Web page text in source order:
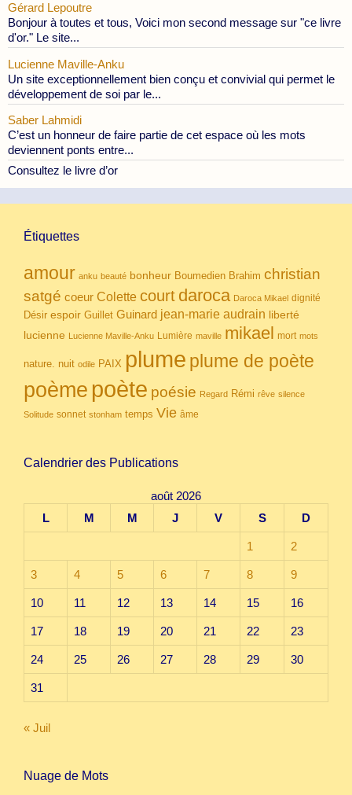
Gérard Lepoutre
Bonjour à toutes et tous, Voici mon second message sur "ce livre
d'or." Le site...
Lucienne Maville-Anku
Un site exceptionnellement bien conçu et convivial qui permet le
développement de soi par le...
Saber Lahmidi
C’est un honneur de faire partie de cet espace où les mots
deviennent ponts entre...
Consultez le livre d’or
Étiquettes
amour anku beauté bonheur Boumedien Brahim christian
satgé coeur Colette court daroca Daroca Mikael dignité
Désir espoir Guillet Guinard jean-marie audrain liberté
lucienne Lucienne Maville-Anku Lumière maville mikael mort mots
nature. nuit odile PAIX plume plume de poète
poème poète poésie Regard Rémi rêve silence
Solitude sonnet stonham temps Vie âme
Calendrier des Publications
août 2026
L
M M J V S D
1 2
3 4 5 6 7 8 9
10 11 12 13 14 15 16
17 18 19 20 21 22 23
24 25 26 27 28 29 30
31
« Juil
Nuage de Mots